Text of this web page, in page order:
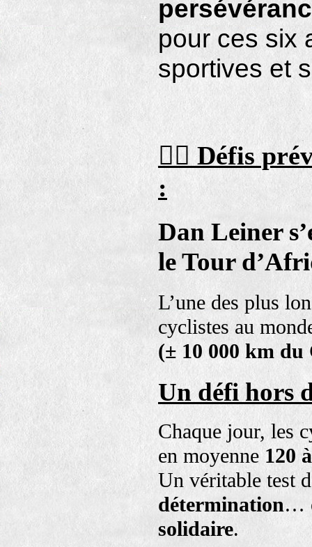
pour ces six
sportives et
🚴‍♂️Défis
:
Dan Leiner
le Tour
L’une des plus
cyclistes au
(± 10 000 km
Un défi hors
Chaque jour, les
en moyenne 120
Un véritable test
détermination…
solidaire.